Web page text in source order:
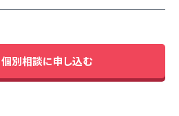
個別相談に申し込む